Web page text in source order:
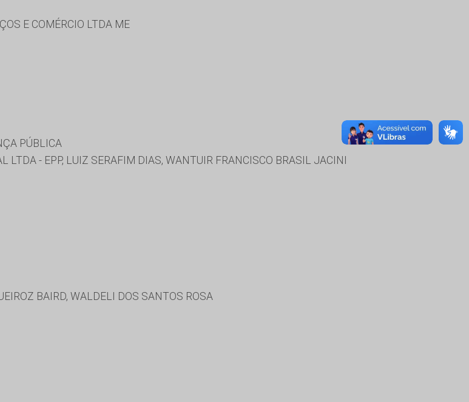
E COMÉRCIO LTDA ME
PÚBLICA
LTDA - EPP, LUIZ SERAFIM DIAS, WANTUIR FRANCISCO BRASIL JACINI
BAIRD, WALDELI DOS SANTOS ROSA